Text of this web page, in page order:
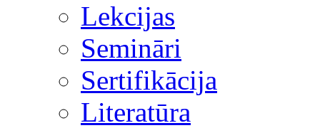
Lekcijas
Semināri
Sertifikācija
Literatūra